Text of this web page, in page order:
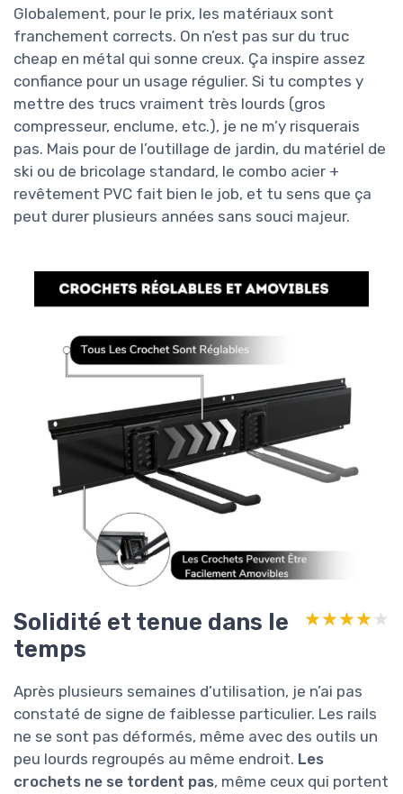
Globalement, pour le prix, les matériaux sont
franchement corrects. On n’est pas sur du truc
cheap en métal qui sonne creux. Ça inspire assez
confiance pour un usage régulier. Si tu comptes y
mettre des trucs vraiment très lourds (gros
compresseur, enclume, etc.), je ne m’y risquerais
pas. Mais pour de l’outillage de jardin, du matériel de
ski ou de bricolage standard, le combo acier +
revêtement PVC fait bien le job, et tu sens que ça
peut durer plusieurs années sans souci majeur.
Solidité et tenue dans le
temps
★★★★★
★★★★★
Après plusieurs semaines d’utilisation, je n’ai pas
constaté de signe de faiblesse particulier. Les rails
ne se sont pas déformés, même avec des outils un
peu lourds regroupés au même endroit. Les
crochets ne se tordent pas, même ceux qui portent